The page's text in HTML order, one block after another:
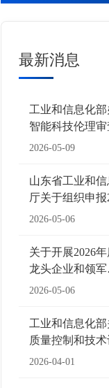
最新消息
工业和信息化
智能科技伦理
2026-05-09
山东省工业和
厅关于组织申
2026-05-06
关于开展2026
龙头企业和领
2026-05-06
工业和信息化
质量控制和技
2026-04-01